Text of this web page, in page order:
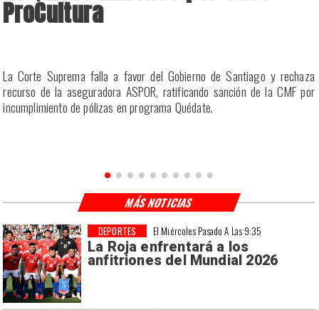
ProCultura
La Corte Suprema falla a favor del Gobierno de Santiago y rechaza
recurso de la aseguradora ASPOR, ratificando sanción de la CMF por
incumplimiento de pólizas en programa Quédate.
El Miércoles Pasado A Las 9:35
La Roja enfrentará a los
anfitriones del Mundial 2026
DEPORTES
MÁS NOTICIAS